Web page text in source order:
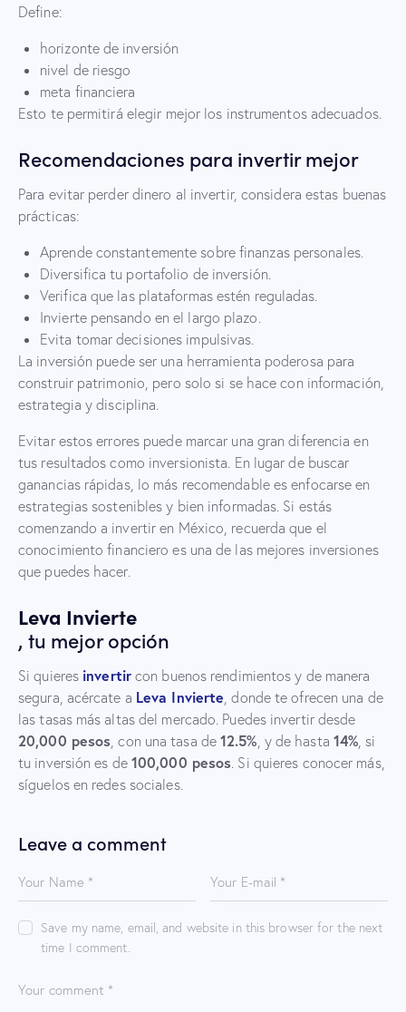
Define:
horizonte de inversión
nivel de riesgo
meta financiera
Esto te permitirá elegir mejor los instrumentos adecuados.
Recomendaciones para invertir mejor
Para evitar perder dinero al invertir, considera estas buenas
prácticas:
Aprende constantemente sobre finanzas personales.
Diversifica tu portafolio de inversión.
Verifica que las plataformas estén reguladas.
Invierte pensando en el largo plazo.
Evita tomar decisiones impulsivas.
La inversión puede ser una herramienta poderosa para
construir patrimonio, pero solo si se hace con información,
estrategia y disciplina.
Evitar estos errores puede marcar una gran diferencia en
tus resultados como inversionista. En lugar de buscar
ganancias rápidas, lo más recomendable es enfocarse en
estrategias sostenibles y bien informadas. Si estás
comenzando a invertir en México, recuerda que el
conocimiento financiero es una de las mejores inversiones
que puedes hacer.
Leva Invierte
, tu mejor opción
Si quieres invertircon buenos rendimientos y de manera
segura, acércate a Leva Invierte, donde te ofrecen una de
las tasas más altas del mercado. Puedes invertir desde
20,000 pesos, con una tasa de12.5%, y de hasta 14%, si
tu inversión es de 100,000 pesos. Si quieres conocer más,
síguelos en redes sociales.
Leave a comment
Save my name, email, and website in this browser for the next
time I comment.